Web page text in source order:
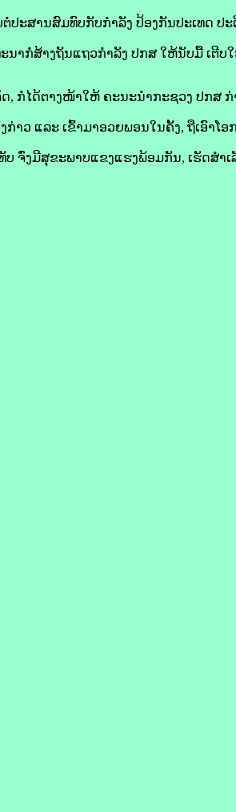
ປະສານສົມທົບກັບກໍາລັງ ປ້ອງກັນປະເທດ
ນາກໍ່ສ້າງຖັນແຖວກໍາລັງ ປກສ ໃຫ້ນັບມື້ ເຕີ
ກໍໄດ້ຕາງໜ້າໃຫ້ ຄະນະນໍາກະຊວງ ປກສ
າວ ແລະ ເຂົ້າມາອວຍພອນໃນຄັ້ງ, ຖືເອົາໂ
ຈົ່ງມີສຸຂະພາບແຂງແຮງພ້ອມກັນ, ເຮັດສໍາ